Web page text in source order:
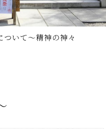
ついて〜精神の神々